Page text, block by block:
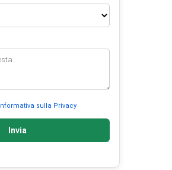
Informativa sulla Privacy
Invia